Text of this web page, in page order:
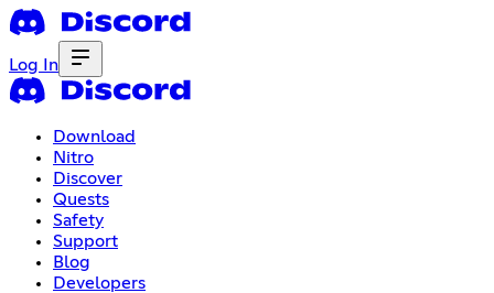
Log In
Download
Nitro
Discover
Quests
Safety
Support
Blog
Developers